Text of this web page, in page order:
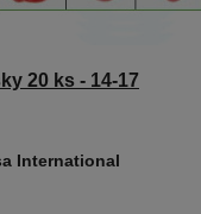
20 ks - 14-17
International